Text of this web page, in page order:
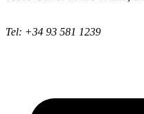
Tel: +34 93 581 1239